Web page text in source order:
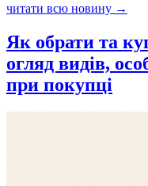
читати всю новину →
Як обрати та
огляд видів,
при покупці